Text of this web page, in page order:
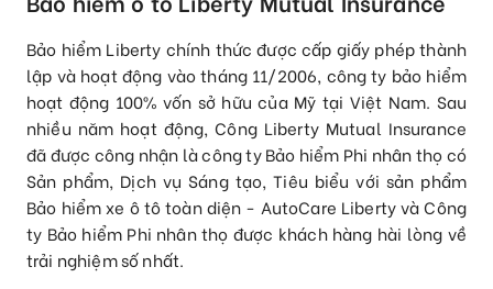
Bảo hiểm Liberty chính thức được cấp giấy phép thành
lập và hoạt động vào tháng 11/2006, công ty bảo hiểm
hoạt động 100% vốn sở hữu của Mỹ tại Việt Nam. Sau
nhiều năm hoạt động, Công Liberty Mutual Insurance
đã được công nhận là công ty Bảo hiểm Phi nhân thọ có
Sản phẩm, Dịch vụ Sáng tạo, Tiêu biểu với sản phẩm
Bảo hiểm xe ô tô toàn diện - AutoCare Liberty và Công
ty Bảo hiểm Phi nhân thọ được khách hàng hài lòng về
trải nghiệm số nhất.